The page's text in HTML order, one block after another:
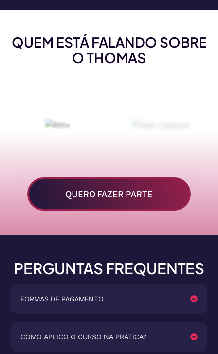
QUEM ESTÁ FALANDO SOBRE
O THOMAS
QUERO FAZER PARTE
PERGUNTAS FREQUENTES
FORMAS DE PAGAMENTO
COMO APLICO O CURSO NA PRÁTICA?